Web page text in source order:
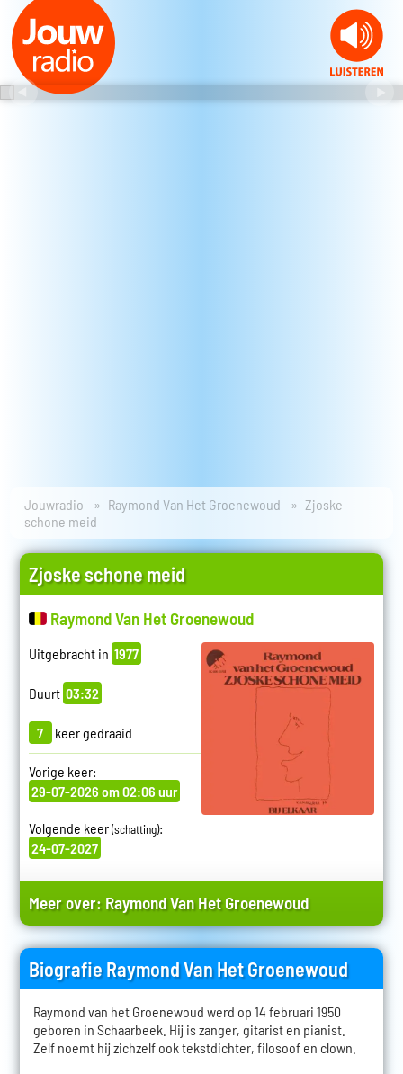
Jouwradio Raymond Van Het Groenewoud
Zjoske
schone meid
Zjoske schone meid
Raymond Van Het Groenewoud
Uitgebracht in 1977
Duurt 03:32
7 keer gedraaid
Vorige keer:
29-07-2026 om 02:06 uur
Volgende keer(schatting):
24-07-2027
Meer over: Raymond Van Het Groenewoud
Biografie Raymond Van Het Groenewoud
Raymond van het Groenewoud werd op 14 februari 1950
geboren in Schaarbeek. Hij is zanger, gitarist en pianist.
Zelf noemt hij zichzelf ook tekstdichter, filosoof en clown.